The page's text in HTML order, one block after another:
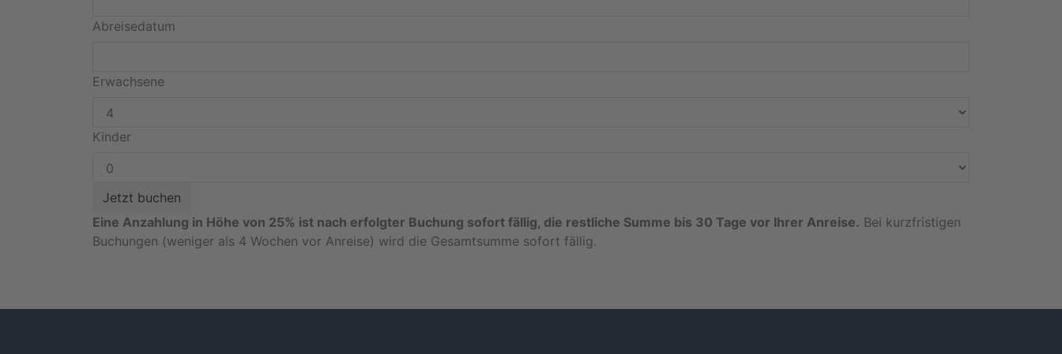
Abreisedatum
Erwachsene
Kinder
Eine Anzahlung in Höhe von 25% ist nach erfolgter Buchung sofort fällig, die restliche Summe bis 30 Tage vor Ihrer Anreise. Bei kurzfristigen
Buchungen (weniger als 4 Wochen vor Anreise) wird die Gesamtsumme sofort fällig.